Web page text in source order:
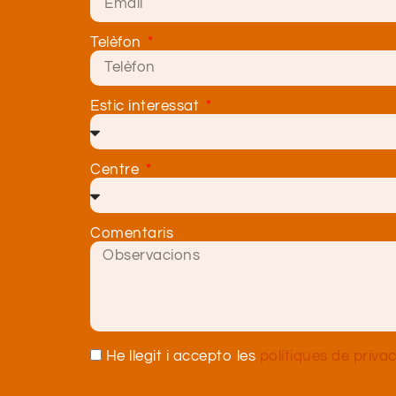
Telèfon
Estic interessat
Centre
Comentaris
He llegit i accepto les polítiques de